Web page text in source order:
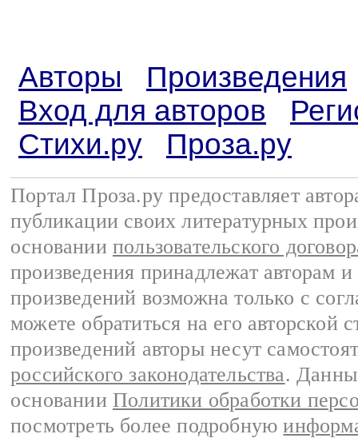
Авторы
Произведения
Вход для авторов
Стихи.ру
Проза.ру
Портал Проза.ру предоставляет
публикации своих литературных
основании пользовательского
произведения принадлежат авторам
произведений возможна только с
можете обратиться на его авторской
произведений авторы несут
российского законодательства.
основании Политики обработки
посмотреть более подробную